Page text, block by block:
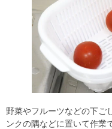
野菜やフルーツなどの下ご
ンクの隅などに置いて作業